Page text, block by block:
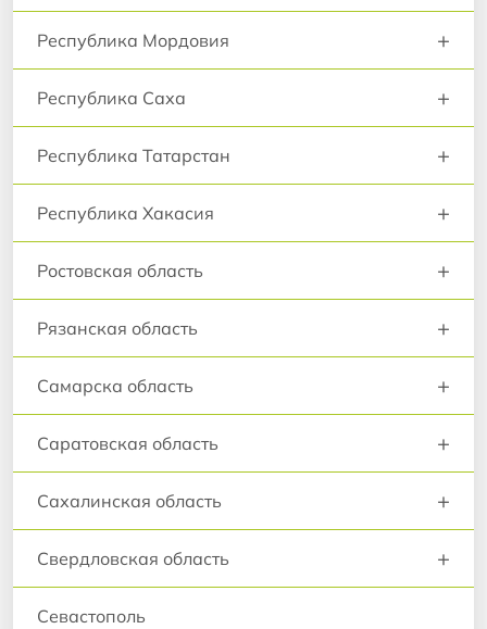
Республика Мордовия +
Республика Саха +
Республика Татарстан +
Республика Хакасия +
Ростовская область +
Рязанская область +
Самарска область +
Саратовская область +
Сахалинская область +
Свердловская область +
Севастополь